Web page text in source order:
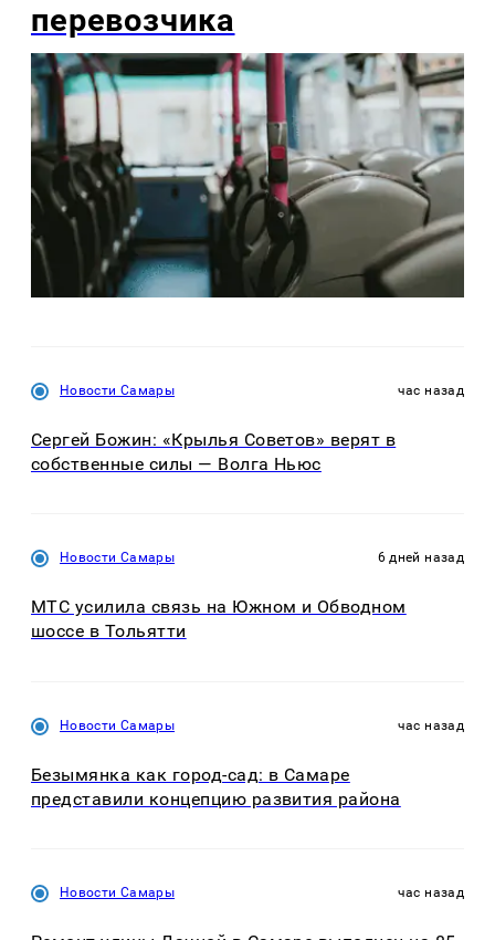
перевозчика
Новости Самары час назад
Сергей Божин: «Крылья Советов» верят в
собственные силы — Волга Ньюс
Новости Самары 6 дней назад
МТС усилила связь на Южном и Обводном
шоссе в Тольятти
Новости Самары час назад
Безымянка как город-сад: в Самаре
представили концепцию развития района
Новости Самары час назад